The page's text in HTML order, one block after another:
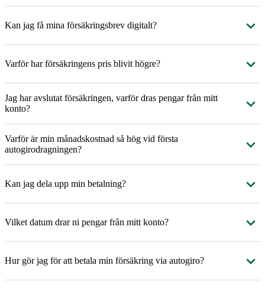
Kan jag få mina försäkringsbrev digitalt?
Varför har försäkringens pris blivit högre?
Jag har avslutat försäkringen, varför dras pengar från mitt
konto?
Varför är min månadskostnad så hög vid första
autogirodragningen?
Kan jag dela upp min betalning?
Vilket datum drar ni pengar från mitt konto?
Hur gör jag för att betala min försäkring via autogiro?